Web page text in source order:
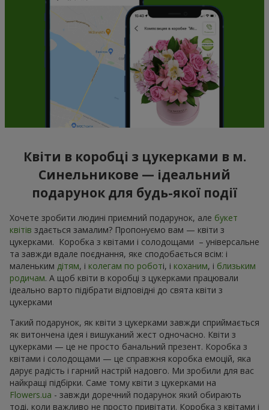
Квіти в коробці з цукерками в м.
Синельникове — ідеальний
подарунок для будь-якої події
Хочете зробити людині приємний подарунок, але букет
квітів здається замалим? Пропонуємо вам — квіти з
цукерками. Коробка з квітами і солодощами – універсальне
та завжди вдале поєднання, яке сподобається всім: і
маленьким дітям, і колегам по роботі, і коханим, і близьким
родичам. А щоб квіти в коробці з цукерками працювали
ідеально варто підібрати відповідні до свята квіти з
цукерками
Такий подарунок, як квіти з цукерками завжди сприймається
як витончена ідея і вишуканий жест одночасно. Квіти з
цукерками — це не просто банальний презент. Коробка з
квітами і солодощами — це справжня коробка емоцій, яка
дарує радість і гарний настрій надовго. Ми зробили для вас
найкращі підбірки. Саме тому квіти з цукерками на
Flowers.ua - завжди доречний подарунок який обирають
тоді, коли важливо не просто привітати. Коробка з квітами і